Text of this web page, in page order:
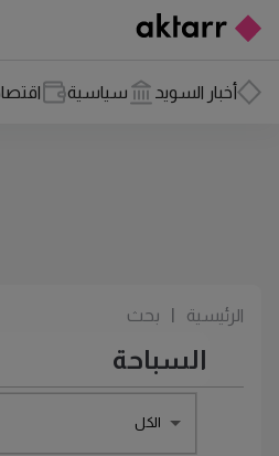
أخبار السويد سياسية
الرئيسية بحث
الكل